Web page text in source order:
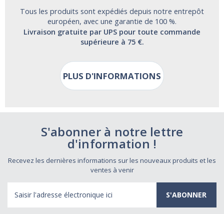
Tous les produits sont expédiés depuis notre entrepôt
européen, avec une garantie de 100 %.
Livraison gratuite par UPS pour toute commande
supérieure à 75 €.
PLUS D'INFORMATIONS
S'abonner à notre lettre
d'information !
Recevez les dernières informations sur les nouveaux produits et les
ventes à venir
électronique